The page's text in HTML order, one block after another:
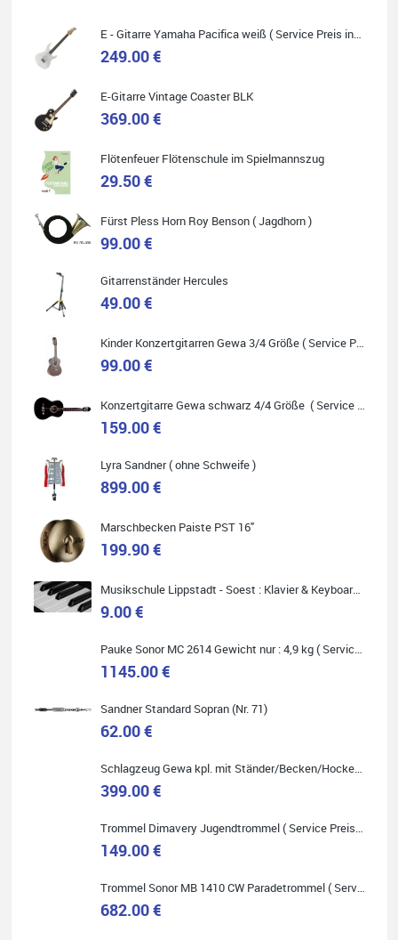
Quelle: Google-Rezension
Helene Balluff
Das Musikhaus Stöppel ist super!
Ich habe eine Westerngitarre gekauft.
Die Qualität und das Preis-Leistungsverhältnis sind erstaunlich.
ich empfehle es jedem der sich ein Musikinstrument zulegen
möchte.
Carsten Spiegel
Ich war auf der Suche nach einem neuen Keyboard und bin
telefonisch. Nachdem die Entscheidung zum Kauf gefallen war,
wurde alles zusammengestellt, so dass ich alles nur noch
abholen musste. Top!
Quelle: Google-Rezension
Ich bin super zufrieden mit meiner neuen Ukulele! Einfach am
Freitag vorbeigekommen, eben geklingelt und top beraten
worden. Ich würde den Besuch im Musikgeschäft Stöppel jedem
Onlineshopping vorziehen.
Quelle: Google-Rezension
E - Gitarre Yamaha Pacifica weiß ( Service Preis inkl. Werkstatt Service )
249.00 €
E-Gitarre Vintage Coaster BLK
369.00 €
Flötenfeuer Flötenschule im Spielmannszug
29.50 €
Fürst Pless Horn Roy Benson ( Jagdhorn )
99.00 €
Gitarrenständer Hercules
49.00 €
Kinder Konzertgitarren Gewa 3/4 Größe ( Service Preis inkl. Werkstatt Service )
99.00 €
Konzertgitarre Gewa schwarz 4/4 Größe ( Service Preis inkl. Werkstatt Service )
159.00 €
Lyra Sandner ( ohne Schweife )
899.00 €
Marschbecken Paiste PST 16"
199.90 €
Musikschule Lippstadt - Soest : Klavier & Keyboardunterricht
9.00 €
Pauke Sonor MC 2614 Gewicht nur : 4,9 kg ( Service Preis inkl. Werkstatt Service )
1145.00 €
Sandner Standard Sopran (Nr. 71)
62.00 €
Schlagzeug Gewa kpl. mit Ständer/Becken/Hocker DER RENNER ! (Service Preis inkl. Werkstatt Service)
399.00 €
Trommel Dimavery Jugendtrommel ( Service Preis inkl. Werkstatt Service )
149.00 €
Trommel Sonor MB 1410 CW Paradetrommel ( Service Preis inkl. Werkstatt Service )
682.00 €